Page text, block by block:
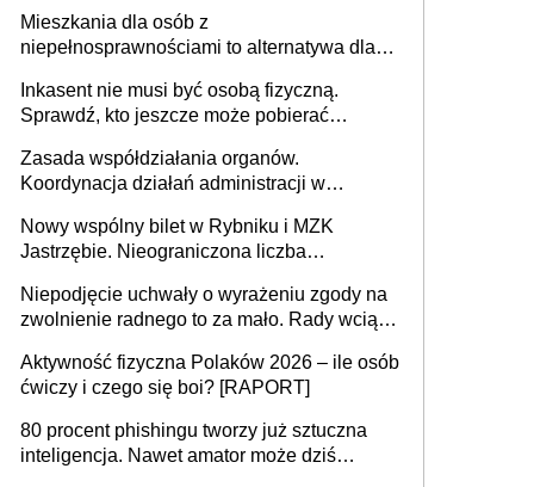
Mieszkania dla osób z
niepełnosprawnościami to alternatywa dla
samodzielnie lub z rodziną
Inkasent nie musi być osobą fizyczną.
Sprawdź, kto jeszcze może pobierać
Zasada współdziałania organów.
Koordynacja działań administracji w
Nowy wspólny bilet w Rybniku i MZK
Jastrzębie. Nieograniczona liczba
Niepodjęcie uchwały o wyrażeniu zgody na
zwolnienie radnego to za mało. Rady wciąż
rozstrzygać sprawy
Aktywność fizyczna Polaków 2026 – ile osób
ćwiczy i czego się boi? [RAPORT]
80 procent phishingu tworzy już sztuczna
inteligencja. Nawet amator może dziś